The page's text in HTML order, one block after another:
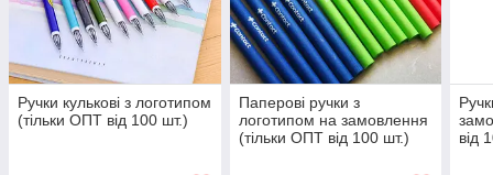
Ручки кулькові з логотипом
(тільки ОПТ від 100 шт.)
Паперові ручки з
логотипом на замовлення
(тільки ОПТ від 100 шт.)
від